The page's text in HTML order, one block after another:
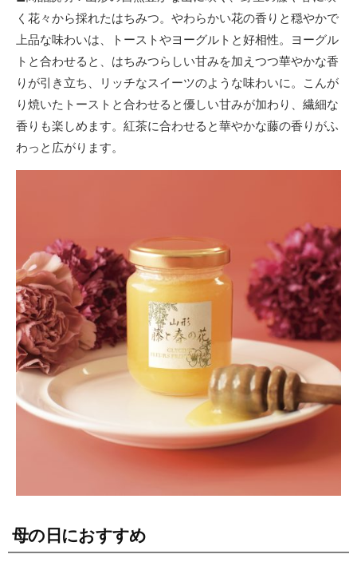
く花々から採れたはちみつ。やわらかい花の香りと穏やかで
上品な味わいは、トーストやヨーグルトと好相性。ヨーグル
トと合わせると、はちみつらしい甘みを加えつつ華やかな香
りが引き立ち、リッチなスイーツのような味わいに。こんが
り焼いたトーストと合わせると優しい甘みが加わり、繊細な
香りも楽しめます。紅茶に合わせると華やかな藤の香りがふ
わっと広がります。
母の日におすすめ